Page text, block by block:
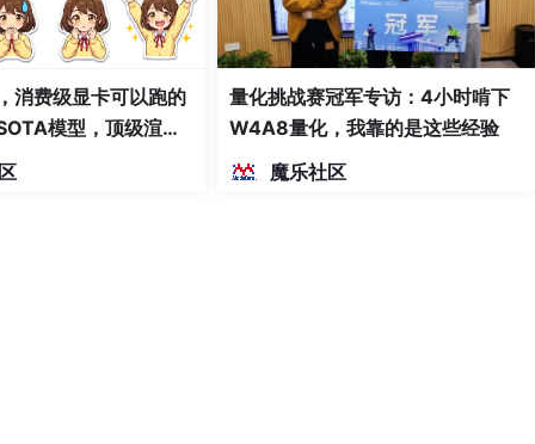
开发调试环境也应该具有深入的了解。不同的CPU会有不同
件开发公司两种。
为目标机。由于目标系统中常常没有输入/输出处理的人机
宿主机。
消费级显卡可以跑的
模型，顶级渲
本绘图
量化挑战赛冠军专访：4小时啃下
W4A8量化，我靠的是这些经验
魔乐社区